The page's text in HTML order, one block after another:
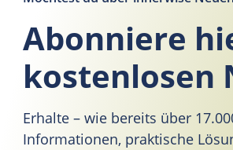
Abonniere
kostenlosen
Erhalte – wie bereits über
Informationen, praktische